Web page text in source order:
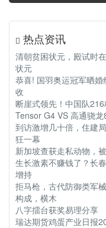
热点资讯
清朝贫困状元，殿试时
状元
恭喜! 国羽奥运冠军晒
收
断崖式领先！中国队
Tensor G4 VS 高通骁
到访激增几十倍，住建
狂一幕
新加坡查获走私动物，
生长激素不赚钱了？长
增持
拒马枪，古代防御类军
构成，横木
八字擂台获奖易理分享
瑞达期货鸡蛋产业日报